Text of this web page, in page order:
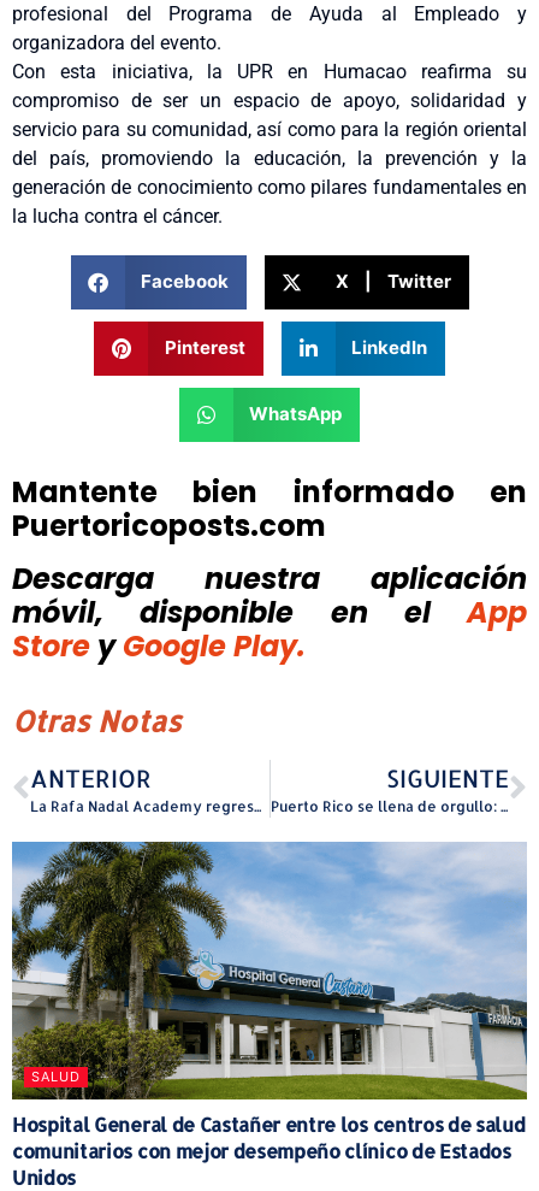
profesional del Programa de Ayuda al Empleado y
organizadora del evento.
Con esta iniciativa, la UPR en Humacao reafirma su
compromiso de ser un espacio de apoyo, solidaridad y
servicio para su comunidad, así como para la región oriental
del país, promoviendo la educación, la prevención y la
generación de conocimiento como pilares fundamentales en
la lucha contra el cáncer.
Facebook X | Twitter
Pinterest LinkedIn
WhatsApp
Mantente bien informado en
Puertoricoposts.com
Descarga nuestra aplicación
móvil, disponible
en el
App
Store y Google Play.
Otras Notas
ANTERIOR
La Rafa Nadal Academy regresa a Puerto Rico con sus campamentos oficiales de tenis para jóvenes y adultos
SIGUIENTE
Puerto Rico se llena de orgullo: Nutra Coco alcanza la máxima distinción mundial
SALUD
Hospital General de Castañer entre los centros de salud
comunitarios con mejor desempeño clínico de Estados
Unidos